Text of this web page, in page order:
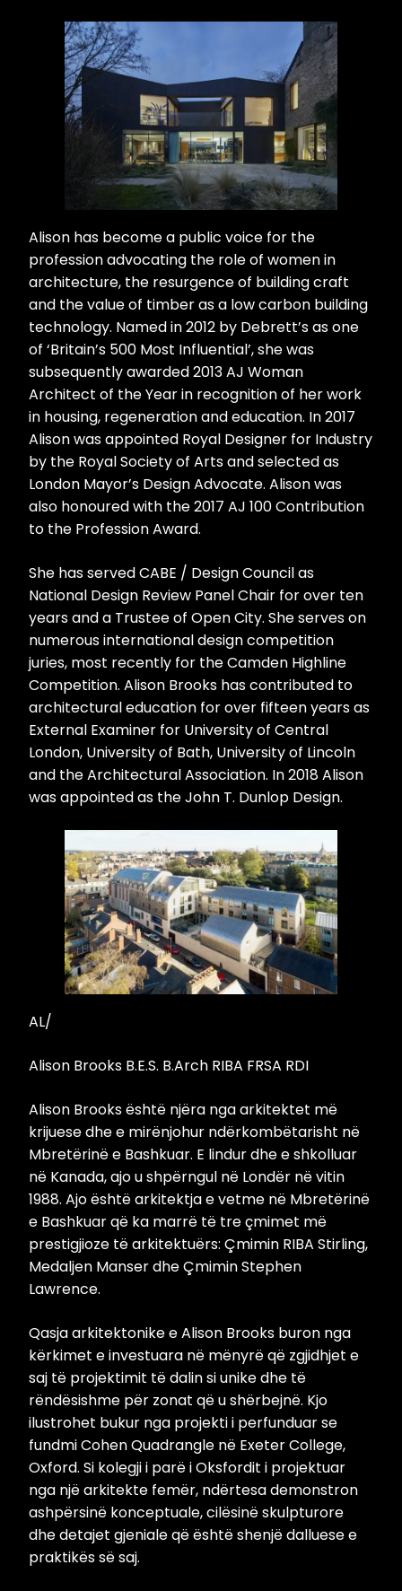
Alison has become a public voice for the
profession advocating the role of women in
architecture, the resurgence of building craft
and the value of timber as a low carbon building
technology. Named in 2012 by Debrett’s as one
of ‘Britain’s 500 Most Influential’, she was
subsequently awarded 2013 AJ Woman
Architect of the Year in recognition of her work
in housing, regeneration and education. In 2017
Alison was appointed Royal Designer for Industry
by the Royal Society of Arts and selected as
London Mayor’s Design Advocate. Alison was
also honoured with the 2017 AJ 100 Contribution
to the Profession Award.
She has served CABE / Design Council as
National Design Review Panel Chair for over ten
years and a Trustee of Open City. She serves on
numerous international design competition
juries, most recently for the Camden Highline
Competition. Alison Brooks has contributed to
architectural education for over fifteen years as
External Examiner for University of Central
London, University of Bath, University of Lincoln
and the Architectural Association. In 2018 Alison
was appointed as the John T. Dunlop Design.
AL/
Alison Brooks B.E.S. B.Arch RIBA FRSA RDI
Alison Brooks është njëra nga arkitektet më
krijuese dhe e mirënjohur ndërkombëtarisht në
Mbretërinë e Bashkuar. E lindur dhe e shkolluar
në Kanada, ajo u shpërngul në Londër në vitin
1988. Ajo është arkitektja e vetme në Mbretërinë
e Bashkuar që ka marrë të tre çmimet më
prestigjioze të arkitektuërs: Çmimin RIBA Stirling,
Medaljen Manser dhe Çmimin Stephen
Lawrence.
Qasja arkitektonike e Alison Brooks buron nga
kërkimet e investuara në mënyrë që zgjidhjet e
saj të projektimit të dalin si unike dhe të
rëndësishme për zonat që u shërbejnë. Kjo
ilustrohet bukur nga projekti i perfunduar se
fundmi Cohen Quadrangle në Exeter College,
Oxford. Si kolegji i parë i Oksfordit i projektuar
nga një arkitekte femër, ndërtesa demonstron
ashpërsinë konceptuale, cilësinë skulpturore
dhe detajet gjeniale që është shenjë dalluese e
praktikës së saj.